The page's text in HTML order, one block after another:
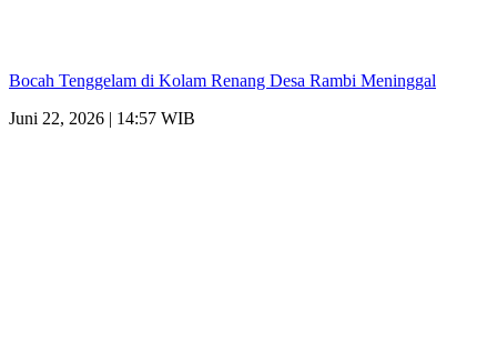
Bocah Tenggelam di Kolam Renang Desa Rambi Meninggal
Juni 22, 2026 | 14:57 WIB